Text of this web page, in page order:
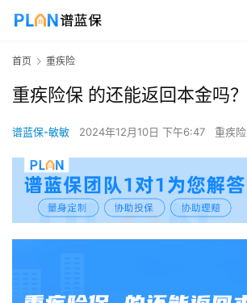
首页 重疾险
重疾险保 的还能返回本金吗？
谱蓝保-敏敏 2024年12月10日 下午6:47 重疾险